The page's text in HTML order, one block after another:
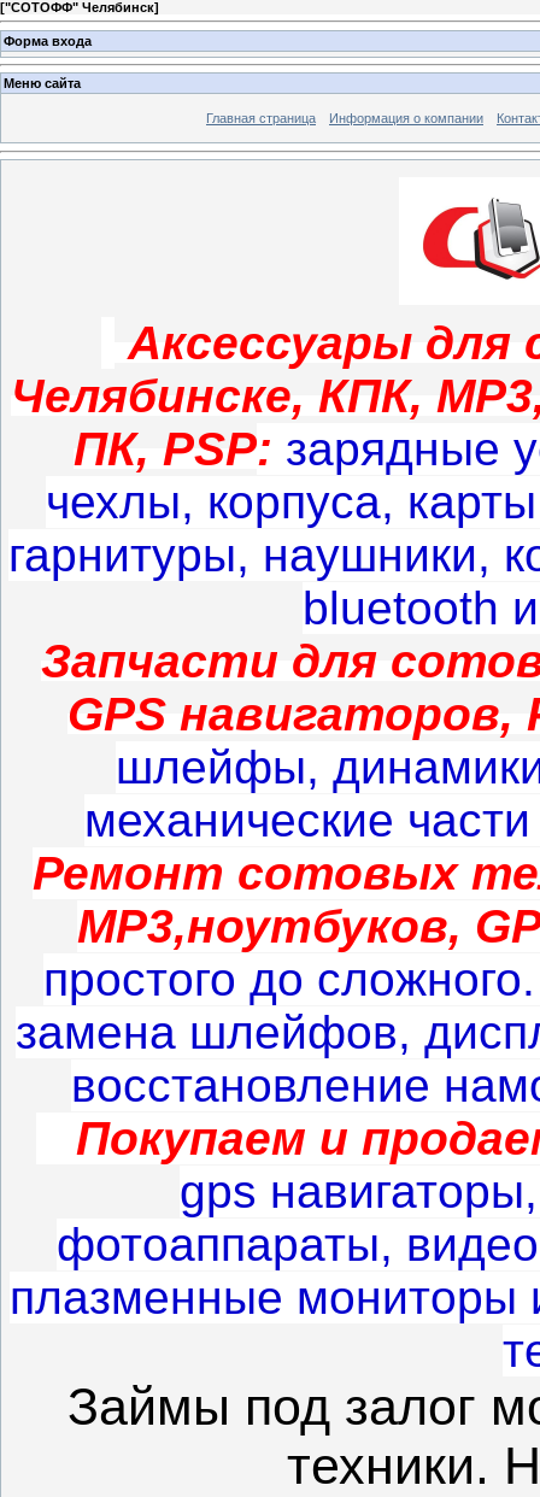
["СОТОФФ" Челябинск]
Форма входа
Меню сайта
Главная страница Информация о компании
Аксессуары для
Челябинске, КПК,
ПК, PSP: зарядные
чехлы, корпуса,
гарнитуры, наушники,
bluetooth
Запчасти для
GPS навигаторов,
шлейфы,
механические
Ремонт сотовых
MP3,ноутбуков,
простого до
замена шлейфов,
восстановление
Покупаем и
gps
фотоаппараты,
плазменные мониторы
Займы под залог
техники.